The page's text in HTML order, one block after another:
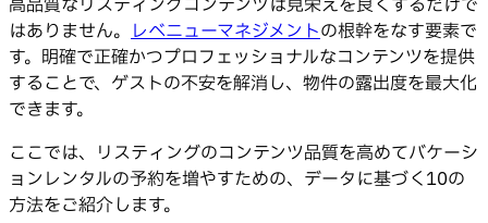
高品質なリスティングコンテンツは見栄えを良くするだけで
はありません。 レベニューマネジメントの根幹をなす要素で
す。明確で正確かつプロフェッショナルなコンテンツを提供
することで、ゲストの不安を解消し、物件の露出度を最大化
できます。
ここでは、リスティングのコンテンツ品質を高めてバケーシ
ョンレンタルの予約を増やすための、データに基づく10の
方法をご紹介します。